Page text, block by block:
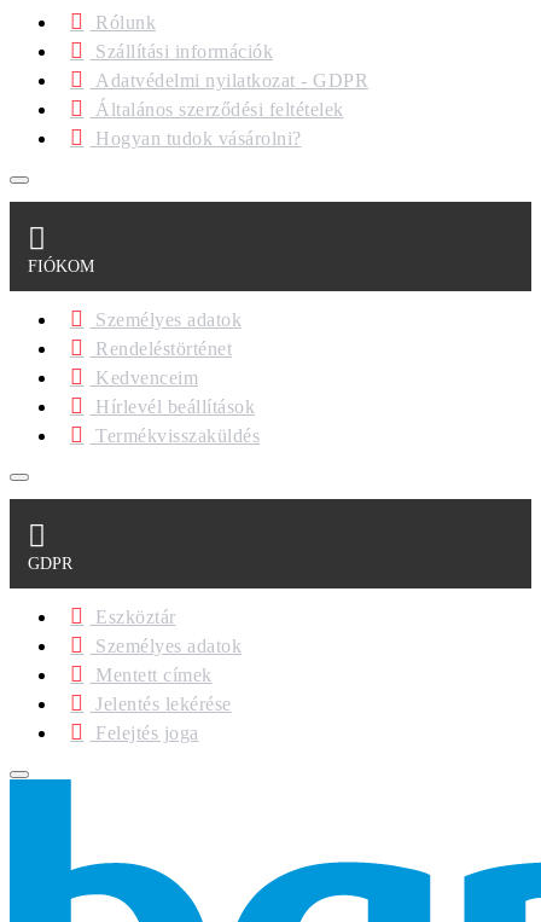
Rólunk
Szállítási információk
Adatvédelmi nyilatkozat - GDPR
Általános szerződési feltételek
Hogyan tudok vásárolni?
FIÓKOM
Személyes adatok
Rendeléstörténet
Kedvenceim
Hírlevél beállítások
Termékvisszaküldés
GDPR
Eszköztár
Személyes adatok
Mentett címek
Jelentés lekérése
Felejtés joga